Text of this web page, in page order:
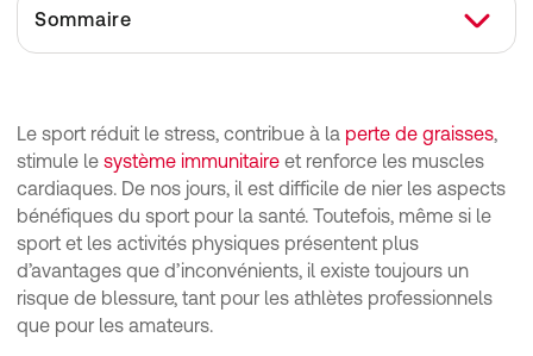
Sommaire
Blessures sportives : comment les éviter ?
Que faire en cas de blessure sportive ?
Comment traiter correctement les blessures sportives ?
Le sport réduit le stress, contribue à la perte de graisses,
stimule le système immunitaire et renforce les muscles
cardiaques. De nos jours, il est difficile de nier les aspects
bénéfiques du sport pour la santé. Toutefois, même si le
sport et les activités physiques présentent plus
d’avantages que d’inconvénients, il existe toujours un
risque de blessure, tant pour les athlètes professionnels
que pour les amateurs.